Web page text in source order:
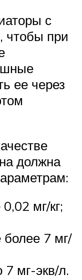
с
чтобы при
ее через
должна
мг/кг;
более 7 мг/
7 мг-экв/л.